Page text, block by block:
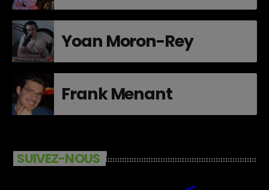
Yoan Moron-Rey
Frank Menant
SUIVEZ-NOUS